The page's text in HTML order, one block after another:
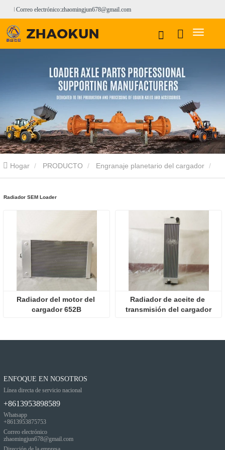
Correo electrónico:zhaomingjun678@gmail.com
Hogar PRODUCTO Engranaje planetario del cargador
Radiador SEM Loader
Radiador del motor del
cargador 652B
Radiador de aceite de
transmisión del cargador
ENFOQUE EN NOSOTROS
Línea directa de servicio nacional
+8613953898589
Whatsapp
+8613953875753
Correo electrónico
zhaomingjun678@gmail.com